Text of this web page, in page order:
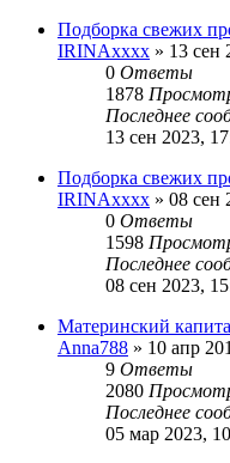
Подборка свежих
IRINAxxxx » 13 сен
0 Ответы
1878
Последнее
13 сен 2023,
Подборка свежих
IRINAxxxx » 08 сен
0 Ответы
1598
Последнее
08 сен 2023,
Материнский
Anna788 » 10 апр
9 Ответы
2080
Последнее
05 мар 2023,